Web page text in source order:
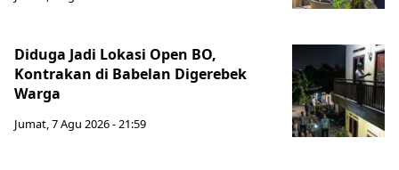
Diduga Jadi Lokasi Open BO,
Kontrakan di Babelan Digerebek
Warga
Jumat, 7 Agu 2026 - 21:59